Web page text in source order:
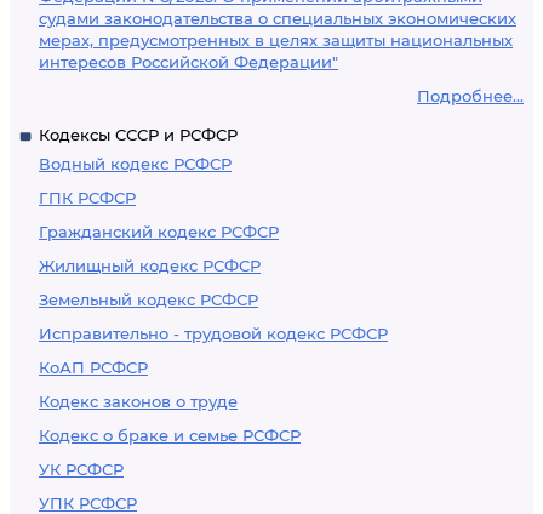
судами законодательства о специальных экономических
мерах, предусмотренных в целях защиты национальных
интересов Российской Федерации"
Подробнее...
Кодексы СССР и РСФСР
Водный кодекс РСФСР
ГПК РСФСР
Гражданский кодекс РСФСР
Жилищный кодекс РСФСР
Земельный кодекс РСФСР
Исправительно - трудовой кодекс РСФСР
КоАП РСФСР
Кодекс законов о труде
Кодекс о браке и семье РСФСР
УК РСФСР
УПК РСФСР